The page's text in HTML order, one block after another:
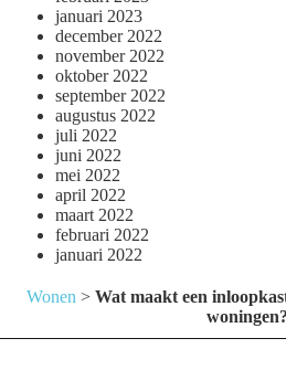
januari 2023
december 2022
november 2022
oktober 2022
september 2022
augustus 2022
juli 2022
juni 2022
mei 2022
april 2022
maart 2022
februari 2022
januari 2022
Wonen > Wat maakt een
woningen?